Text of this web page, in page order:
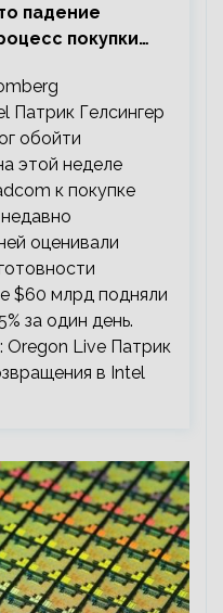
падение
покупки
Патрик Гелсингер
обойти
этой неделе
к покупке
оценивали
$60 млрд подняли
за один день.
Oregon Live Патрик
в Intel